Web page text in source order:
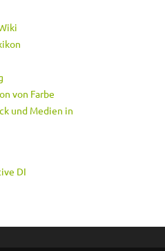
von Farbe
und Medien in
DI